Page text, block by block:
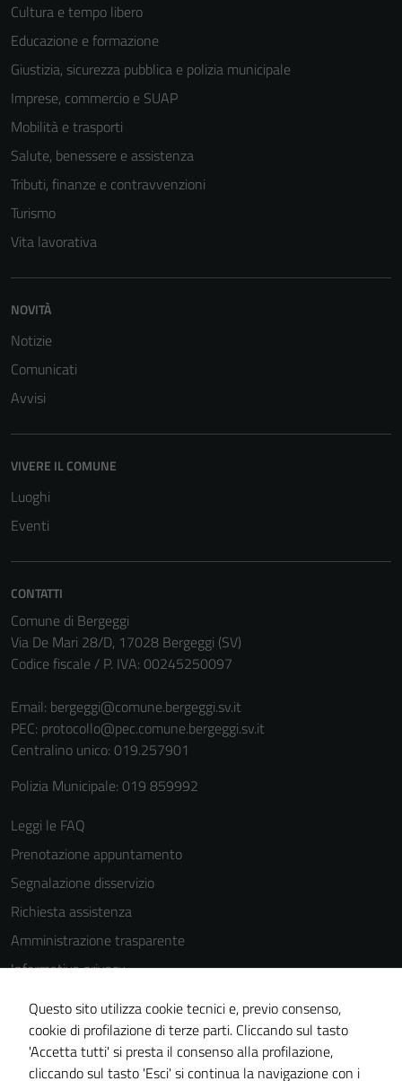
Cultura e tempo libero
Educazione e formazione
Giustizia, sicurezza pubblica e polizia municipale
Imprese, commercio e SUAP
Mobilità e trasporti
Salute, benessere e assistenza
Tributi, finanze e contravvenzioni
Turismo
Vita lavorativa
NOVITÀ
Notizie
Comunicati
Avvisi
VIVERE IL COMUNE
Luoghi
Eventi
CONTATTI
Comune di Bergeggi
Via De Mari 28/D, 17028 Bergeggi (SV)
Codice fiscale / P. IVA: 00245250097
Email: bergeggi@comune.bergeggi.sv.it
PEC: protocollo@pec.comune.bergeggi.sv.it
Centralino unico: 019.257901
Polizia Municipale: 019 859992
Leggi le FAQ
Prenotazione appuntamento
Segnalazione disservizio
Richiesta assistenza
Amministrazione trasparente
Informativa privacy
Cookie Policy
Note legali
Dichiarazione di accessibilità
Questo sito utilizza cookie tecnici e, previo consenso,
cookie di profilazione di terze parti. Cliccando sul tasto
'Accetta tutti' si presta il consenso alla profilazione,
cliccando sul tasto 'Esci' si continua la navigazione con i